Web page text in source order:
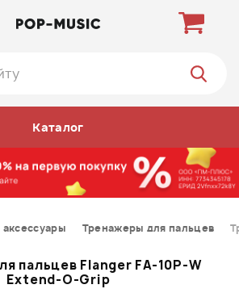
Каталог
Тренажеры для пальцев
пальцев Flanger FA-10P-W
Extend-O-Grip